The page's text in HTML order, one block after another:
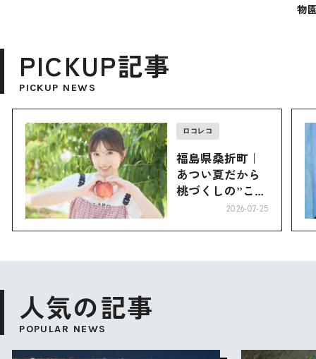
物
PICKUP記事
PICKUP NEWS
ロコレコ
福島県桑折町｜
あつい夏だから
桃づくしの”こお
2026-07-25
人気の記事
POPULAR NEWS